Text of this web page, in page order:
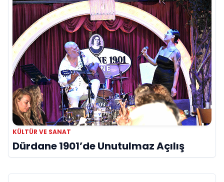
KÜLTÜR VE SANAT
Dürdane 1901’de Unutulmaz Açılış